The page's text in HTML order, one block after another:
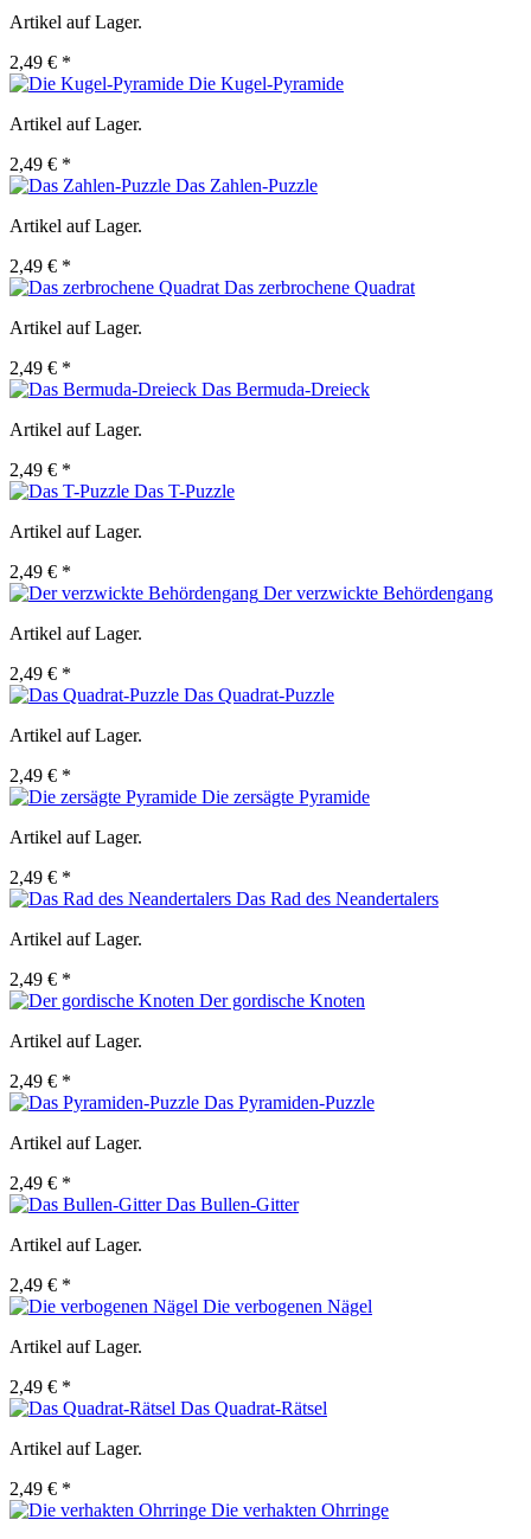
Artikel auf Lager.
2,49 € *
Die Kugel-Pyramide
Artikel auf Lager.
2,49 € *
Das Zahlen-Puzzle
Artikel auf Lager.
2,49 € *
Das zerbrochene Quadrat
Artikel auf Lager.
2,49 € *
Das Bermuda-Dreieck
Artikel auf Lager.
2,49 € *
Das T-Puzzle
Artikel auf Lager.
2,49 € *
Der verzwickte Behördengang
Artikel auf Lager.
2,49 € *
Das Quadrat-Puzzle
Artikel auf Lager.
2,49 € *
Die zersägte Pyramide
Artikel auf Lager.
2,49 € *
Das Rad des Neandertalers
Artikel auf Lager.
2,49 € *
Der gordische Knoten
Artikel auf Lager.
2,49 € *
Das Pyramiden-Puzzle
Artikel auf Lager.
2,49 € *
Das Bullen-Gitter
Artikel auf Lager.
2,49 € *
Die verbogenen Nägel
Artikel auf Lager.
2,49 € *
Das Quadrat-Rätsel
Artikel auf Lager.
2,49 € *
Die verhakten Ohrringe